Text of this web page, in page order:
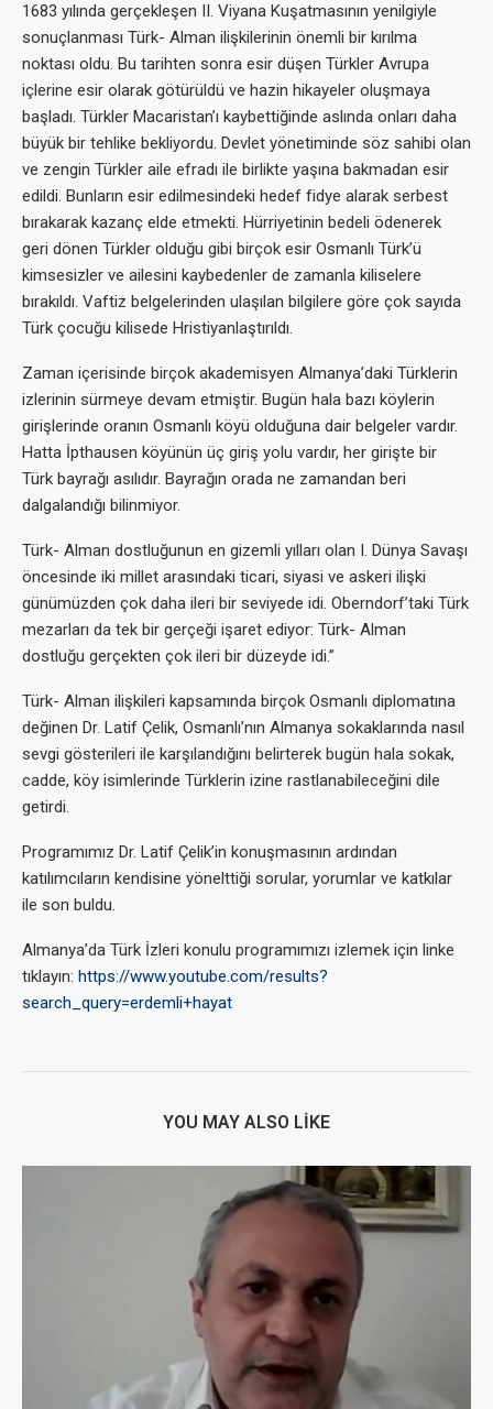
1683 yılında gerçekleşen II. Viyana Kuşatmasının yenilgiyle
sonuçlanması Türk- Alman ilişkilerinin önemli bir kırılma
noktası oldu. Bu tarihten sonra esir düşen Türkler Avrupa
içlerine esir olarak götürüldü ve hazin hikayeler oluşmaya
başladı. Türkler Macaristan’ı kaybettiğinde aslında onları daha
büyük bir tehlike bekliyordu. Devlet yönetiminde söz sahibi olan
ve zengin Türkler aile efradı ile birlikte yaşına bakmadan esir
edildi. Bunların esir edilmesindeki hedef fidye alarak serbest
bırakarak kazanç elde etmekti. Hürriyetinin bedeli ödenerek
geri dönen Türkler olduğu gibi birçok esir Osmanlı Türk’ü
kimsesizler ve ailesini kaybedenler de zamanla kiliselere
bırakıldı. Vaftiz belgelerinden ulaşılan bilgilere göre çok sayıda
Türk çocuğu kilisede Hristiyanlaştırıldı.
Zaman içerisinde birçok akademisyen Almanya’daki Türklerin
izlerinin sürmeye devam etmiştir. Bugün hala bazı köylerin
girişlerinde oranın Osmanlı köyü olduğuna dair belgeler vardır.
Hatta İpthausen köyünün üç giriş yolu vardır, her girişte bir
Türk bayrağı asılıdır. Bayrağın orada ne zamandan beri
dalgalandığı bilinmiyor.
Türk- Alman dostluğunun en gizemli yılları olan I. Dünya Savaşı
öncesinde iki millet arasındaki ticari, siyasi ve askeri ilişki
günümüzden çok daha ileri bir seviyede idi. Oberndorf’taki Türk
mezarları da tek bir gerçeği işaret ediyor: Türk- Alman
dostluğu gerçekten çok ileri bir düzeyde idi.”
Türk- Alman ilişkileri kapsamında birçok Osmanlı diplomatına
değinen Dr. Latif Çelik, Osmanlı’nın Almanya sokaklarında nasıl
sevgi gösterileri ile karşılandığını belirterek bugün hala sokak,
cadde, köy isimlerinde Türklerin izine rastlanabileceğini dile
getirdi.
Programımız Dr. Latif Çelik’in konuşmasının ardından
katılımcıların kendisine yönelttiği sorular, yorumlar ve katkılar
ile son buldu.
Almanya’da Türk İzleri konulu programımızı izlemek için linke
tıklayın: https://www.youtube.com/results?
search_query=erdemli+hayat
YOU MAY ALSO LIKE